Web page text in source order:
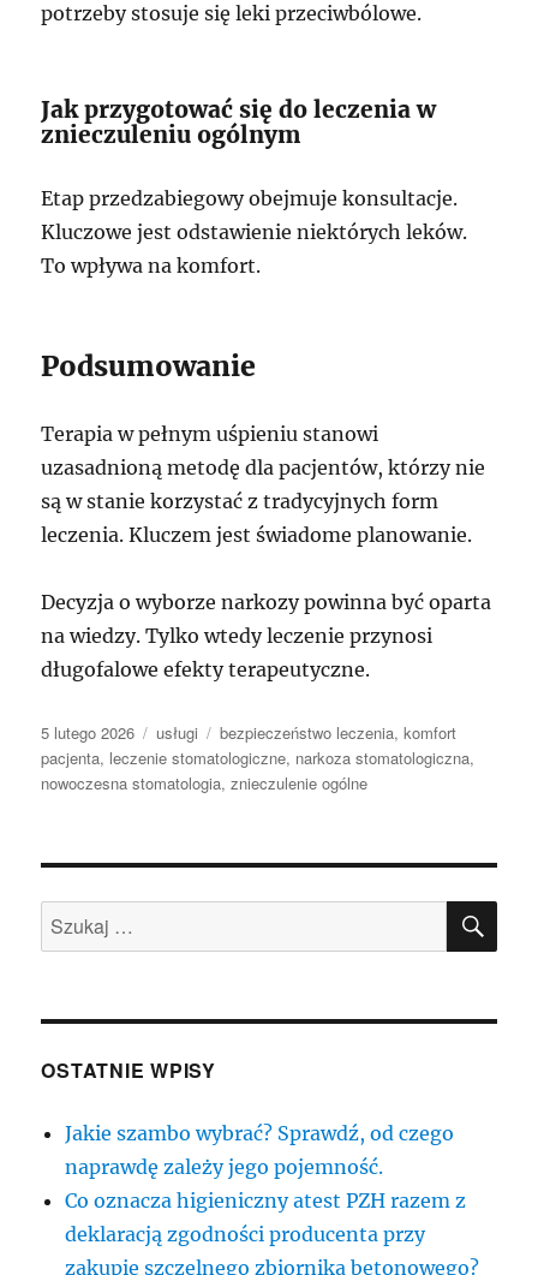
potrzeby stosuje się leki przeciwbólowe.
Jak przygotować się do leczenia w
znieczuleniu ogólnym
Etap przedzabiegowy obejmuje konsultacje.
Kluczowe jest odstawienie niektórych leków.
To wpływa na komfort.
Podsumowanie
Terapia w pełnym uśpieniu stanowi
uzasadnioną metodę dla pacjentów, którzy nie
są w stanie korzystać z tradycyjnych form
leczenia. Kluczem jest świadome planowanie.
Decyzja o wyborze narkozy powinna być oparta
na wiedzy. Tylko wtedy leczenie przynosi
długofalowe efekty terapeutyczne.
Data
publikacji
5 lutego 2026 Kategorie
usługi Tagi
bezpieczeństwo leczenia,komfort
pacjenta, leczenie stomatologiczne, narkoza stomatologiczna,
nowoczesna stomatologia,znieczulenie ogólne
Szukaj:
OSTATNIE WPISY
Jakie szambo wybrać? Sprawdź, od czego
naprawdę zależy jego pojemność.
Co oznacza higieniczny atest PZH razem z
deklaracją zgodności producenta przy
zakupie szczelnego zbiornika betonowego?